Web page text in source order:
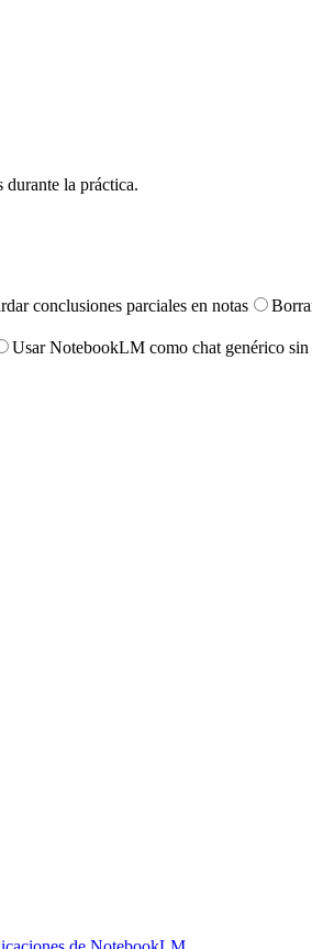
durante la práctica.
conclusiones parciales en notas
Usar NotebookLM como chat genérico sin